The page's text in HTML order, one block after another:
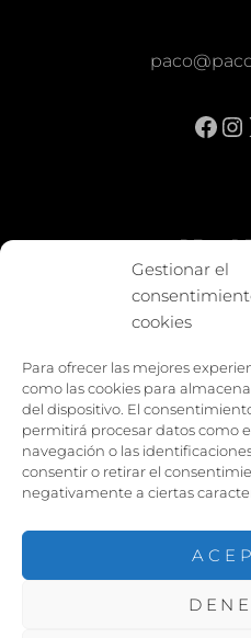
Gestionar el
cookies
Para ofrecer las mejores
como las cookies para
del dispositivo. El
permitirá procesar datos como
navegación o las
consentir o retirar el
negativamente a ciertas
BE vs
Capturar
Vía